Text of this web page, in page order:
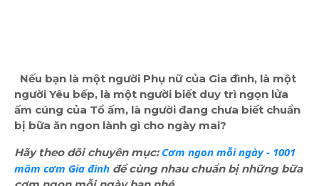
Nếu bạn là một người Phụ nữ của Gia đình, là một
người Yêu bếp, là một người biết duy trì ngọn lửa
ấm cúng của Tổ ấm, là người đang chưa biết chuẩn
bị bữa ăn ngon lành gì cho ngày mai?
Hãy theo dõi chuyên mục: Cơm ngon mỗi ngày - 1001
mâm cơm Gia đình để cùng nhau chuẩn bị những bữa